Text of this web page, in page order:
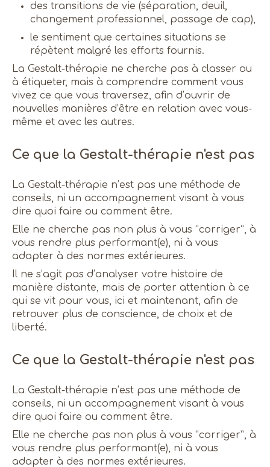
des transitions de vie (séparation, deuil,
changement professionnel, passage de cap),
le sentiment que certaines situations se
répètent malgré les efforts fournis.
La Gestalt-thérapie ne cherche pas à classer ou
à étiqueter, mais à comprendre comment vous
vivez ce que vous traversez, afin d’ouvrir de
nouvelles manières d’être en relation avec vous-
même et avec les autres.
Ce que la Gestalt-thérapie n'est pas
La Gestalt-thérapie n’est pas une méthode de
conseils, ni un accompagnement visant à vous
dire quoi faire ou comment être.
Elle ne cherche pas non plus à vous “corriger”, à
vous rendre plus performant(e), ni à vous
adapter à des normes extérieures.
Il ne s’agit pas d’analyser votre histoire de
manière distante, mais de porter attention à ce
qui se vit pour vous, ici et maintenant, afin de
retrouver plus de conscience, de choix et de
liberté.
Ce que la Gestalt-thérapie n'est pas
La Gestalt-thérapie n’est pas une méthode de
conseils, ni un accompagnement visant à vous
dire quoi faire ou comment être.
Elle ne cherche pas non plus à vous “corriger”, à
vous rendre plus performant(e), ni à vous
adapter à des normes extérieures.